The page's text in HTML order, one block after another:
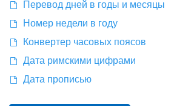
Перевод дней в годы и месяцы
Номер недели в году
Конвертер часовых поясов
Дата римскими цифрами
Дата прописью